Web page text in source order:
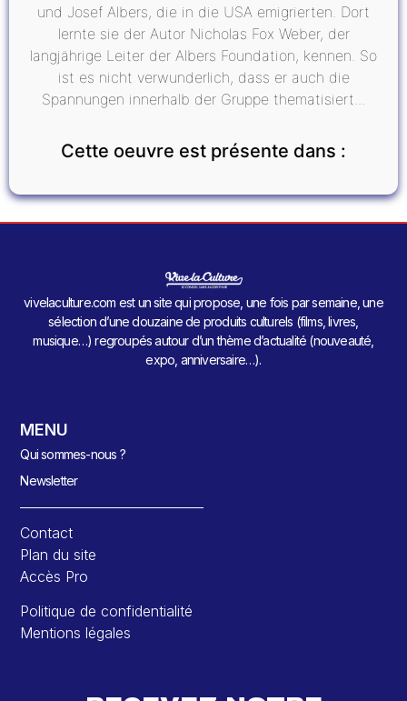
und Josef Albers, die in die USA emigrierten. Dort
lernte sie der Autor Nicholas Fox Weber, der
langjährige Leiter der Albers Foundation, kennen. So
ist es nicht verwunderlich, dass er auch die
Spannungen innerhalb der Gruppe thematisiert...
Cette oeuvre est présente dans :
vivelaculture.com est un site qui propose, une fois par semaine, une
sélection d’une douzaine de produits culturels (films, livres,
musique…) regroupés autour d’un thème d’actualité (nouveauté,
expo, anniversaire…).
MENU
Qui sommes-nous ?
Newsletter
Contact
Plan du site
Accès Pro
Politique de confidentialité
Mentions légales